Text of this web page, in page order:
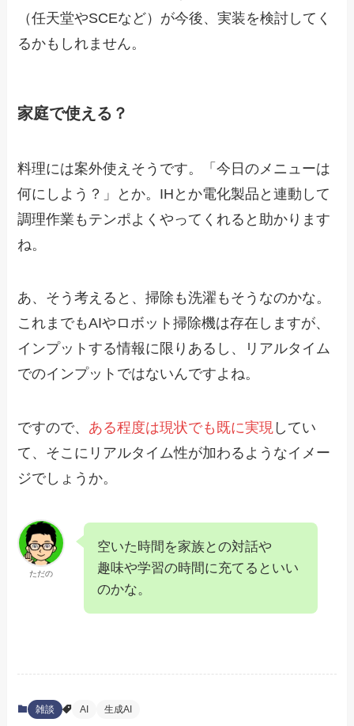
（任天堂やSCEなど）が今後、実装を検討してく
るかもしれません。
家庭で使える？
料理には案外使えそうです。「今日のメニューは
何にしよう？」とか。IHとか電化製品と連動して
調理作業もテンポよくやってくれると助かります
ね。
あ、そう考えると、掃除も洗濯もそうなのかな。
これまでもAIやロボット掃除機は存在しますが、
インプットする情報に限りあるし、リアルタイム
でのインプットではないんですよね。
ですので、 ある程度は現状でも既に実現 してい
て、そこにリアルタイム性が加わるようなイメー
ジでしょうか。
ただの
空いた時間を家族との対話や
趣味や学習の時間に充てるといい
のかな。
雑談 AI 生成AI